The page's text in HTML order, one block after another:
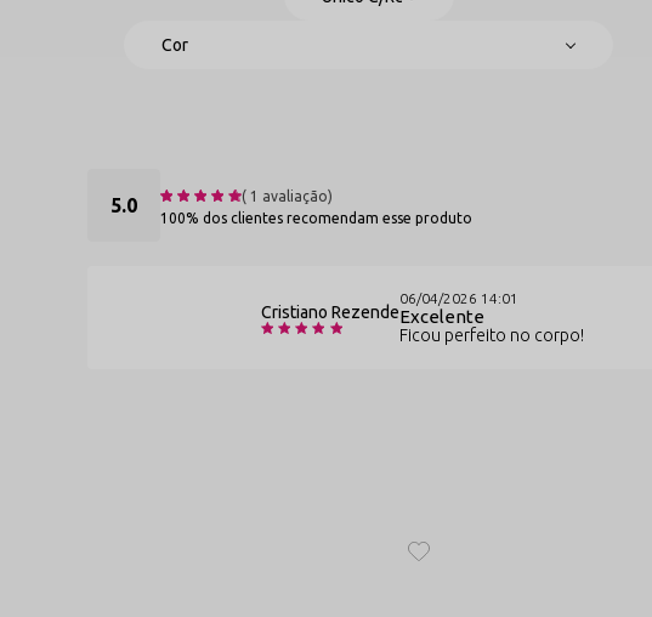
A renda é confortável para uso prolongado?
5.0 ( 1 avaliação)
100% dos clientes recomendam esse produto
Cristiano Rezende
06/04/2026 14:01
Excelente
Ficou perfeito no corpo!